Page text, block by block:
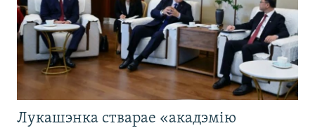
Лукашэнка стварае «акадэмію